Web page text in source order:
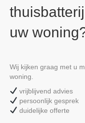
uw
Wij kijken graag met u
woning.
vrijblijvend advies
persoonlijk gesprek
duidelijke offerte